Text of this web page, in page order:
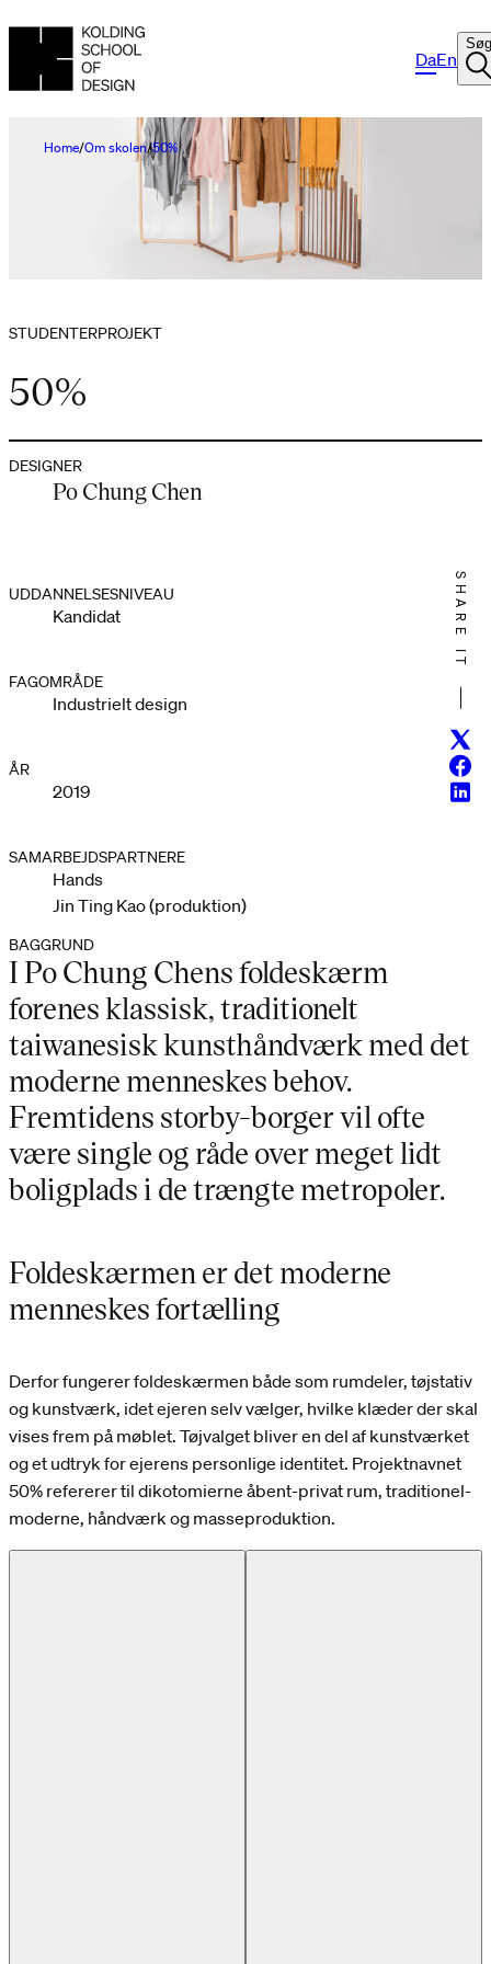
DaEn
Søg
Home Om skolen 50%
STUDENTERPROJEKT
50%
DESIGNER
Po Chung Chen
UDDANNELSESNIVEAU
Kandidat
FAGOMRÅDE
Industrielt design
ÅR
2019
SAMARBEJDSPARTNERE
Hands
Jin Ting Kao (produktion)
SHARE IT
BAGGRUND
I Po Chung Chens foldeskærm
forenes klassisk, traditionelt
taiwanesisk kunsthåndværk med det
moderne menneskes behov.
Fremtidens storby-borger vil ofte
være single og råde over meget lidt
boligplads i de trængte metropoler.
Foldeskærmen er det moderne
menneskes fortælling
Derfor fungerer foldeskærmen både som rumdeler, tøjstativ
og kunstværk, idet ejeren selv vælger, hvilke klæder der skal
vises frem på møblet. Tøjvalget bliver en del af kunstværket
og et udtryk for ejerens personlige identitet. Projektnavnet
50% refererer til dikotomierne åbent-privat rum, traditionel-
moderne, håndværk og masseproduktion.